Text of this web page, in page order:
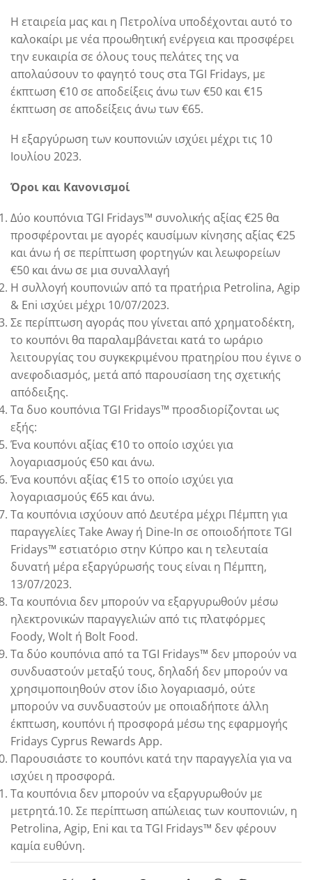
H εταιρεία μας και η Πετρολίνα υποδέχονται αυτό το
καλοκαίρι με νέα προωθητική ενέργεια και προσφέρει
την ευκαιρία σε όλους τους πελάτες της να
απολαύσουν το φαγητό τους στα TGI Fridays, με
έκπτωση €10 σε αποδείξεις άνω των €50 και €15
έκπτωση σε αποδείξεις άνω των €65.
Η εξαργύρωση των κουπονιών ισχύει μέχρι τις 10
Ιουλίου 2023.
Όροι και Κανονισμοί
Δύο κουπόνια TGI Fridays™ συνολικής αξίας €25 θα
προσφέρονται με αγορές καυσίμων κίνησης αξίας €25
και άνω ή σε περίπτωση φορτηγών και λεωφορείων
€50 και άνω σε μια συναλλαγή
Η συλλογή κουπονιών από τα πρατήρια Petrolina, Agip
& Eni ισχύει μέχρι 10/07/2023.
Σε περίπτωση αγοράς που γίνεται από χρηματοδέκτη,
το κουπόνι θα παραλαμβάνεται κατά το ωράριο
λειτουργίας του συγκεκριμένου πρατηρίου που έγινε ο
ανεφοδιασμός, μετά από παρουσίαση της σχετικής
απόδειξης.
Τα δυο κουπόνια TGI Fridays™ προσδιορίζονται ως
εξής:
Ένα κουπόνι αξίας €10 το οποίο ισχύει για
λογαριασμούς €50 και άνω.
Ένα κουπόνι αξίας €15 το οποίο ισχύει για
λογαριασμούς €65 και άνω.
Τα κουπόνια ισχύουν από Δευτέρα μέχρι Πέμπτη για
παραγγελίες Take Away ή Dine-In σε οποιοδήποτε TGI
Fridays™ εστιατόριο στην Κύπρο και η τελευταία
δυνατή μέρα εξαργύρωσής τους είναι η Πέμπτη,
13/07/2023.
Τα κουπόνια δεν μπορούν να εξαργυρωθούν μέσω
ηλεκτρονικών παραγγελιών από τις πλατφόρμες
Foody, Wolt ή Bolt Food.
Τα δύο κουπόνια από τα TGI Fridays™ δεν μπορούν να
συνδυαστούν μεταξύ τους, δηλαδή δεν μπορούν να
χρησιμοποιηθούν στον ίδιο λογαριασμό, ούτε
μπορούν να συνδυαστούν με οποιαδήποτε άλλη
έκπτωση, κουπόνι ή προσφορά μέσω της εφαρμογής
Fridays Cyprus Rewards App.
Παρουσιάστε το κουπόνι κατά την παραγγελία για να
ισχύει η προσφορά.
Τα κουπόνια δεν μπορούν να εξαργυρωθούν με
μετρητά.10. Σε περίπτωση απώλειας των κουπονιών, η
Petrolina, Agip, Eni και τα TGI Fridays™ δεν φέρουν
καμία ευθύνη.